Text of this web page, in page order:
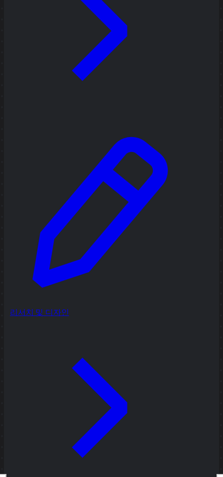
리서치 및 디자인